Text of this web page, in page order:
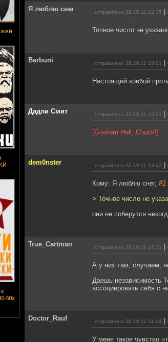
50х
Я люблю снег отправлено 26.10.11 12:35
Точное число не
Barbuni отправлено 26.10.11 13:01
Настоящий ковбой
Дадли Смит отправлено 26.10.11 13:01
[Give'em Hell, Chuck!]
dem0nster отправлено 26.10.11 13:23
Кому: Я люблю снег, #2
> Точное число не
они не соберутся
True_Cartman отправлено 26.10.11 14:01
А у них там, случаем,
Даешь независимость
ассоциировать себя с
Doctor_Rauf отправлено 26.10.11 14:24
У меня такое чувство